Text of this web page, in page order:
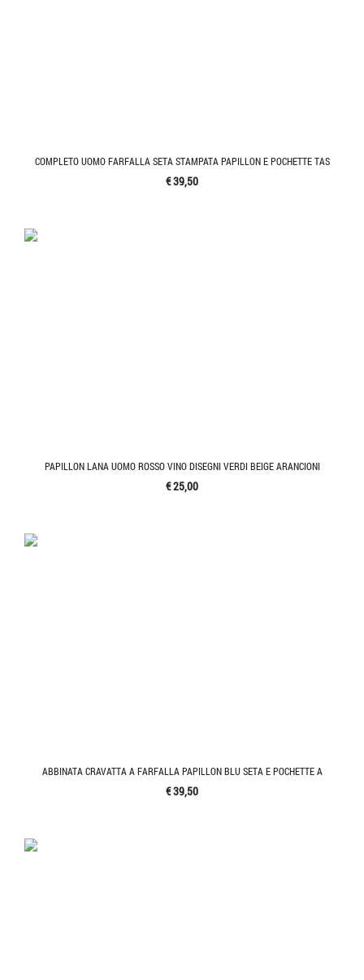
COMPLETO UOMO FARFALLA SETA STAMPATA PAPILLON E POCHETTE TAS
€ 39,50
PAPILLON LANA UOMO ROSSO VINO DISEGNI VERDI BEIGE ARANCIONI
€ 25,00
ABBINATA CRAVATTA A FARFALLA PAPILLON BLU SETA E POCHETTE A
€ 39,50